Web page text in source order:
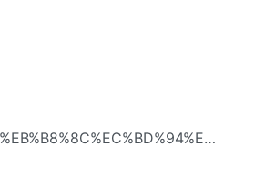
실제 배포 실습